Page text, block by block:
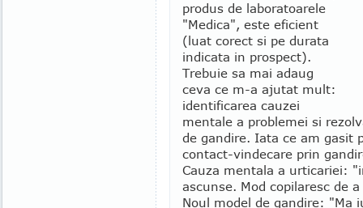
produs de laboratoarele
"Medica", este eficient
(luat corect si pe durata
indicata in prospect).
Trebuie sa mai adaug
ceva ce m-a ajutat mult:
identificarea cauzei
mentale a problemei si
de gandire. Iata ce am gasit
contact-vindecare prin
Cauza mentala a urticariei:
ascunse. Mod copilaresc de
Noul model de gandire: "Ma